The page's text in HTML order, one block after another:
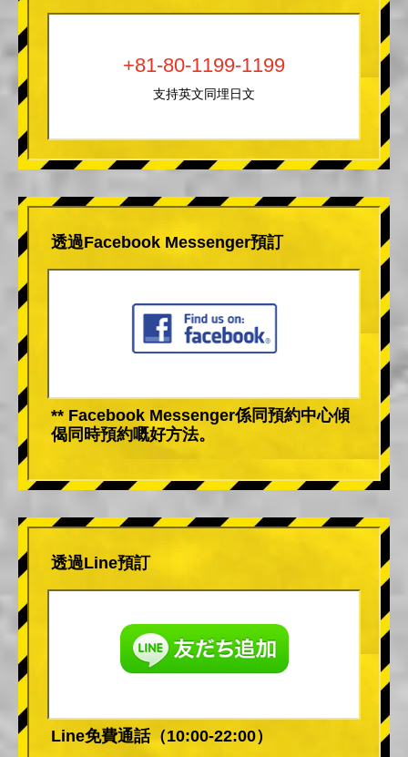
+81-80-1199-1199
支持英文同埋日文
透過Facebook Messenger預訂
** Facebook Messenger係同預約中心傾
偈同時預約嘅好方法。
透過Line預訂
Line免費通話（10:00-22:00）